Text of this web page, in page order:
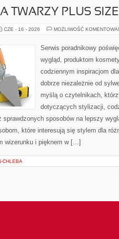
TWARZY PLUS SIZE
CZE - 16 - 2026 MOŻLIWOŚĆ
Serwis poradnikowy
wygląd, produktom
codziennym inspiracjom
dobrze niezależnie od
myślą o czytelnikach,
dotyczących stylizacji,
sprawdzonych sposobów na lepszy
które interesują się stylem dla
wizerunku i pięknem w […]
CHLEBA